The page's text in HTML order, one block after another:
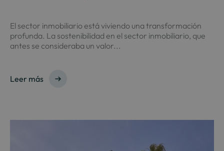
El sector inmobiliario está viviendo una transformación
profunda. La sostenibilidad en el sector inmobiliario, que
antes se consideraba un valor...
Leer más